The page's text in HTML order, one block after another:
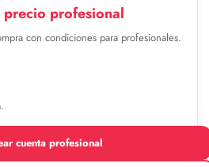
precio profesional
con condiciones para profesionales.
cuenta profesional